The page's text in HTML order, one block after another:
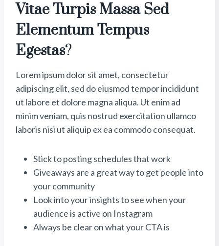
Vitae Turpis Massa Sed
Elementum Tempus
Egestas?
Lorem ipsum dolor sit amet, consectetur
adipiscing elit, sed do eiusmod tempor incididunt
ut labore et dolore magna aliqua. Ut enim ad
minim veniam, quis nostrud exercitation ullamco
laboris nisi ut aliquip ex ea commodo consequat.
Stick to posting schedules that work
Giveaways are a great way to get people into
your community
Look into your insights to see when your
audience is active on Instagram
Always be clear on what your CTA is